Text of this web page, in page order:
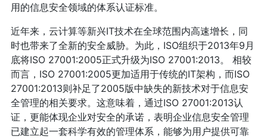
用的信息安全领域的体系认证标准。
近年来，云计算等新兴IT技术在全球范围内高速增长，同
时也带来了全新的安全威胁。为此，ISO组织于2013年9月
底将ISO 27001:2005正式升级为ISO 27001:2013。 相较
而言，ISO 27001:2005更加适用于传统的IT架构，而ISO
27001:2013则补足了2005版中缺失的新技术对于信息安
全管理的相关要求。这意味着，通过ISO 27001:2013认
证，更能体现企业对安全的承诺，表明企业信息安全管理
已建立起一套科学有效的管理体系，能够为用户提供可靠